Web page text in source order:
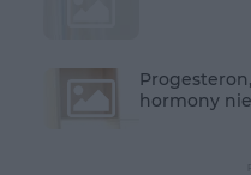
hormony